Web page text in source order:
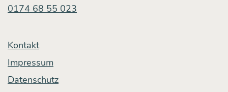
0174 68 55 023
Kontakt
Impressum
Datenschutz